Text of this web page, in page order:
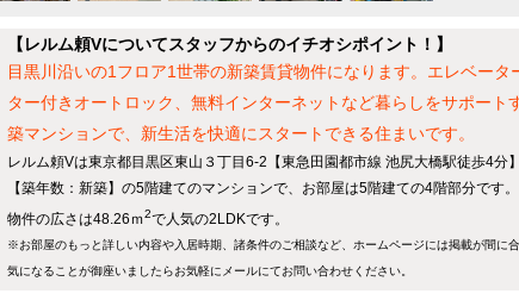
【レルム頼Vについてスタッフからのイチオシポイント！】
目黒川沿いの1フロア1世帯の新築賃貸物件になります。エレベー
ター付きオートロック、無料インターネットなど暮らしをサポー
築マンションで、新生活を快適にスタートできる住まいです。
レルム頼Vは東京都目黒区東山３丁目6-2【東急田園都市線 池尻大橋駅徒歩4分
【築年数：新築】の5階建てのマンションで、お部屋は5階建ての4階部分です。
物件の広さは48.26ｍ2で人気の2LDKです。
※お部屋のもっと詳しい内容や入居時期、諸条件のご相談など、ホームページには掲載が間に
気になることが御座いましたらお気軽にメールにてお問い合わせください。